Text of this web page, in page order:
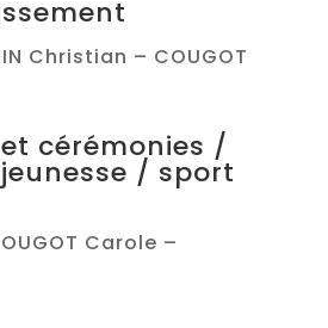
Christian – COUGOT
cérémonies /
/ sport
Carole –